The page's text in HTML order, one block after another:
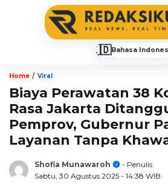
🇮🇩Bahasa
Home / Viral
Biaya Perawatan 38
Rasa Jakarta
Pemprov, Gubernur
Layanan Tanpa
Shofia Munawaroh
- Penulis
Sabtu, 30 Agustus 2025 - 14:38 WIB